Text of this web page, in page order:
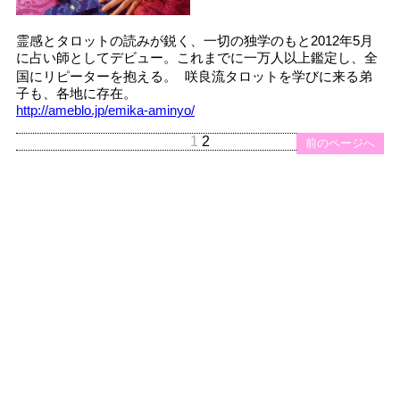
霊感とタロットの読みが鋭く、一切の独学のもと2012年5月
に占い師としてデビュー。これまでに一万人以上鑑定し、全
国にリピーターを抱える。 咲良流タロットを学びに来る弟
子も、各地に存在。
http://ameblo.jp/emika-aminyo/
前のページへ
1 2